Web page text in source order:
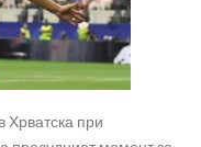
при